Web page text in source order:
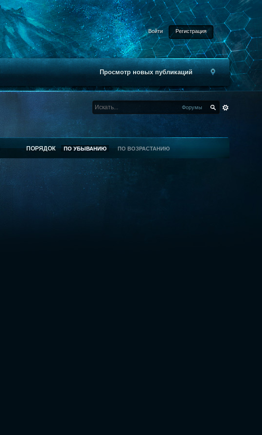
Войти Регистрация
Просмотр новых публикаций
Форумы
ПОРЯДОК ПО УБЫВАНИЮ ПО ВОЗРАСТАНИЮ